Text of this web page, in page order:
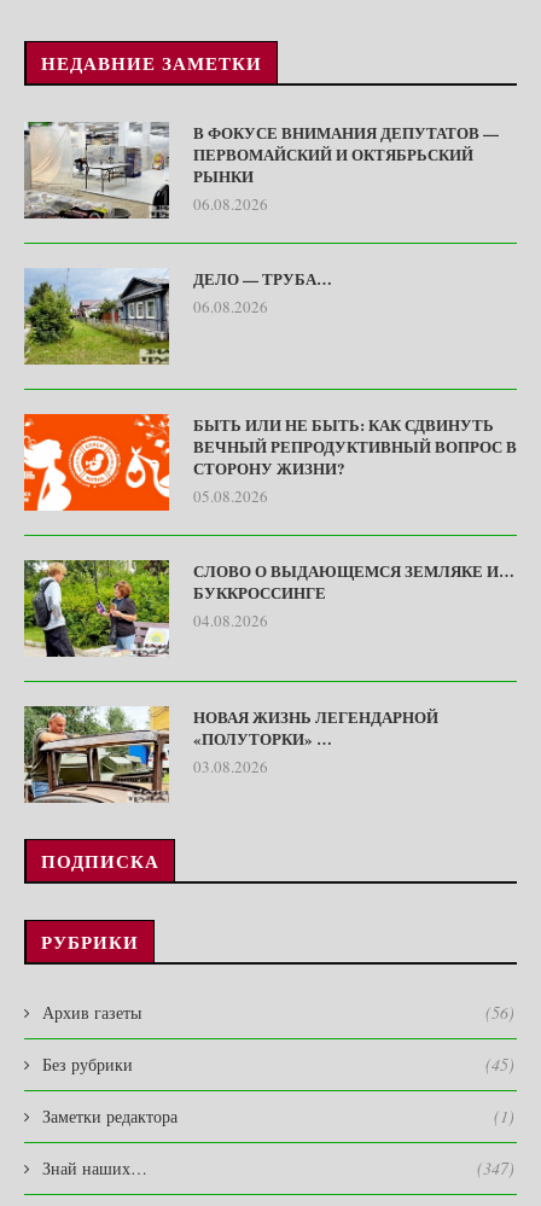
НЕДАВНИЕ ЗАМЕТКИ
В ФОКУСЕ ВНИМАНИЯ ДЕПУТАТОВ —
ПЕРВОМАЙСКИЙ И ОКТЯБРЬСКИЙ
РЫНКИ
06.08.2026
ДЕЛО — ТРУБА…
06.08.2026
БЫТЬ ИЛИ НЕ БЫТЬ: КАК СДВИНУТЬ
ВЕЧНЫЙ РЕПРОДУКТИВНЫЙ ВОПРОС В
СТОРОНУ ЖИЗНИ?
05.08.2026
СЛОВО О ВЫДАЮЩЕМСЯ ЗЕМЛЯКЕ И…
БУККРОССИНГЕ
04.08.2026
НОВАЯ ЖИЗНЬ ЛЕГЕНДАРНОЙ
«ПОЛУТОРКИ» …
03.08.2026
ПОДПИСКА
РУБРИКИ
Архив газеты (56)
Без рубрики (45)
Заметки редактора (1)
Знай наших… (347)